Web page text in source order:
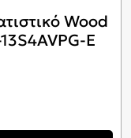
Wood
E